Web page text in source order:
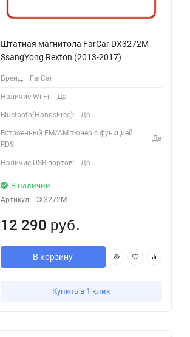
Штатная магнитола FarCar DX3272M
SsangYong Rexton (2013-2017)
Бренд: FarCar
Наличие Wi-Fi: Да
Bluetooth(HandsFree): Да
Встроенный FM/AM тюнер с функцией
RDS:
Да
Наличие USB портов: Да
В наличии
Артикул: DX3272M
12 290 руб.
В корзину
Купить в 1 клик